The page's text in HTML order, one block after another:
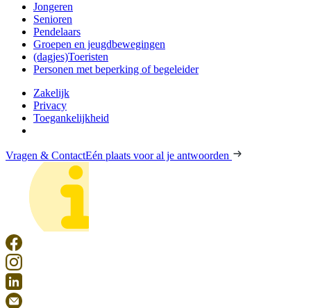
Jongeren
Senioren
Pendelaars
Groepen en jeugdbewegingen
(dagjes)Toeristen
Personen met beperking of begeleider
Zakelijk
Privacy
Toegankelijkheid
Vragen & ContactEén plaats voor al je antwoorden